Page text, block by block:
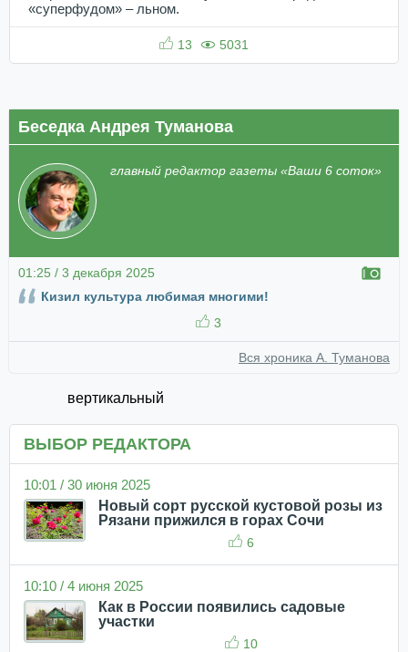
«суперфудом» – льном.
13 5031
Беседка Андрея Туманова
главный редактор газеты «Ваши 6 соток»
01:25 / 3 декабря 2025
Кизил культура любимая многими!
3
Вся хроника А. Туманова
вертикальный
ВЫБОР РЕДАКТОРА
10:01 / 30 июня 2025
Новый сорт русской кустовой розы из
Рязани прижился в горах Сочи
6
10:10 / 4 июня 2025
Как в России появились садовые
участки
10